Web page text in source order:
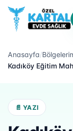
Anasayfa/
Kadıköy Eğitim
📄 YAZI